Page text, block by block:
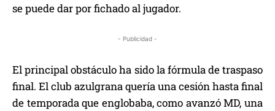
se puede dar por fichado al jugador.
- Publicidad -
El principal obstáculo ha sido la fórmula de traspaso
final. El club azulgrana quería una cesión hasta final
de temporada que englobaba, como avanzó MD, una